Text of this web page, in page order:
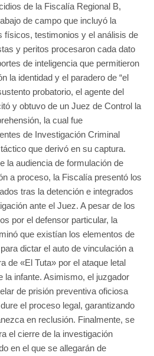
de la Fiscalía Regional B,
de campo que incluyó la
físicos, testimonios y el análisis de
y peritos procesaron cada dato
de inteligencia que permitieron
la identidad y el paradero de “el
probatorio, el agente del
y obtuvo de un Juez de Control la
la cual fue
de Investigación Criminal
que derivó en su captura.
la audiencia de formulación de
a proceso, la Fiscalía presentó los
tras la detención e integrados
ante el Juez. A pesar de los
por el defensor particular, la
que existían los elementos de
dictar el auto de vinculación a
de «El Tuta» por el ataque letal
la infante. Asimismo, el juzgador
de prisión preventiva oficiosa
el proceso legal, garantizando
en reclusión. Finalmente, se
el cierre de la investigación
en el que se allegarán de